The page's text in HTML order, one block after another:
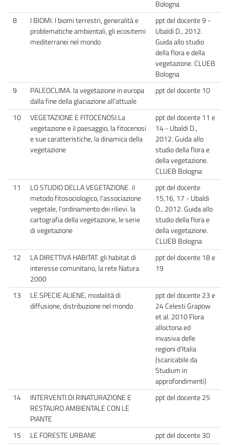
Bologna
8
I BIOMI. I biomi terrestri, generalità e
problematiche ambientali, gli ecositemi
mediterranei nel mondo
ppt del docente 9 -
Ubaldi D., 2012.
Guida allo studio
della flora e della
vegetazione. CLUEB
Bologna
9
PALEOCLIMA. la vegetazione in europa
dalla fine della glaciazione all'attuale
ppt del docente 10
10
VEGETAZIONE E FITOCENOSI.La
vegetazione e il paesaggio, la fitocenosi
e sue caratteristiche, la dinamica della
vegetazione
ppt del docente 11 e
14 - Ubaldi D.,
2012. Guida allo
studio della flora e
della vegetazione.
CLUEB Bologna
11
LO STUDIO DELLA VEGETAZIONE. il
metodo fitosociologico, l'associazione
vegetale, l'ordinamento dei rilievi. la
cartografia della vegetazione, le serie
di vegetazione
ppt del docente
15,16, 17 - Ubaldi
D., 2012. Guida allo
studio della flora e
della vegetazione.
CLUEB Bologna
12
LA DIRETTIVA HABITAT. gli habitat di
interesse comunitario, la rete Natura
2000
ppt del docente 18 e
19
13
LE SPECIE ALIENE, modalità di
diffusione, distribuzione nel mondo
ppt del docente 23 e
24 Celesti Grapow
et al. 2010 Flora
alloctona ed
invasiva delle
regioni d'Italia
(scaricabile da
Studium in
approfondimenti)
14
INTERVENTI DI RINATURAZIONE E
RESTAURO AMBIENTALE CON LE
PIANTE
ppt del docente 25
15 LE FORESTE URBANE
ppt del docente 30